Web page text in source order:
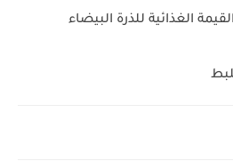
الغذائية للذرة البيضاء